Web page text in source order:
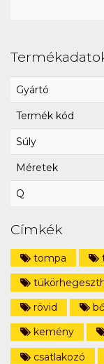
Gyártó
Termék kód
Súly
Méretek
Q
Címkék
tompa
rövid
kemény
csatlakozó